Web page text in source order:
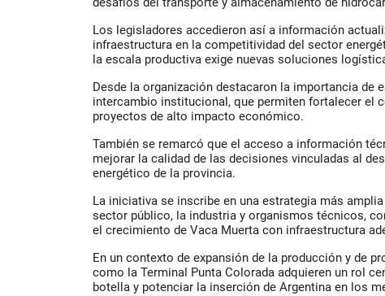
Los legisladores accedieron así a información
infraestructura en la competitividad del sector
la escala productiva exige nuevas soluciones
Desde la organización destacaron la importancia de
intercambio institucional, que permiten fortalecer el
proyectos de alto impacto económico.
También se remarcó que el acceso a información
mejorar la calidad de las decisiones vinculadas al
energético de la provincia.
La iniciativa se inscribe en una estrategia más
sector público, la industria y organismos técnicos,
el crecimiento de Vaca Muerta con infraestructura
En un contexto de expansión de la producción y de
como la Terminal Punta Colorada adquieren un rol
botella y potenciar la inserción de Argentina en los